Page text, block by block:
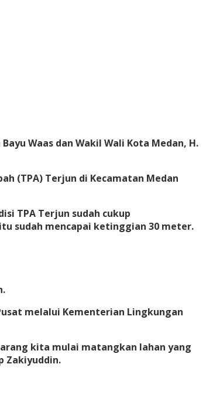
Waas dan Wakil Wali Kota Medan, H.
(TPA) Terjun di Kecamatan Medan
TPA Terjun sudah cukup
sudah mencapai ketinggian 30 meter.
melalui Kementerian Lingkungan
kita mulai matangkan lahan yang
Zakiyuddin.